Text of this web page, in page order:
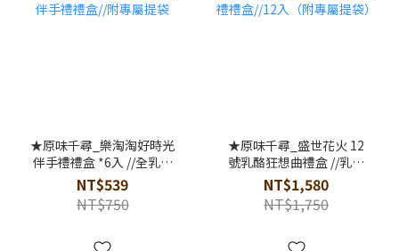
★原味千尋_樂淘淘好時光
伴手禮禮盒 *6入 //全乳酪
絲伴手禮禮盒//附專屬提袋
NT$539
NT$750
★原味千尋_盛世花火 12
號乳酪狂想曲禮盒 //乳酪
絲伴手禮禮盒//12入（附
專屬提袋）
NT$1,580
NT$1,750